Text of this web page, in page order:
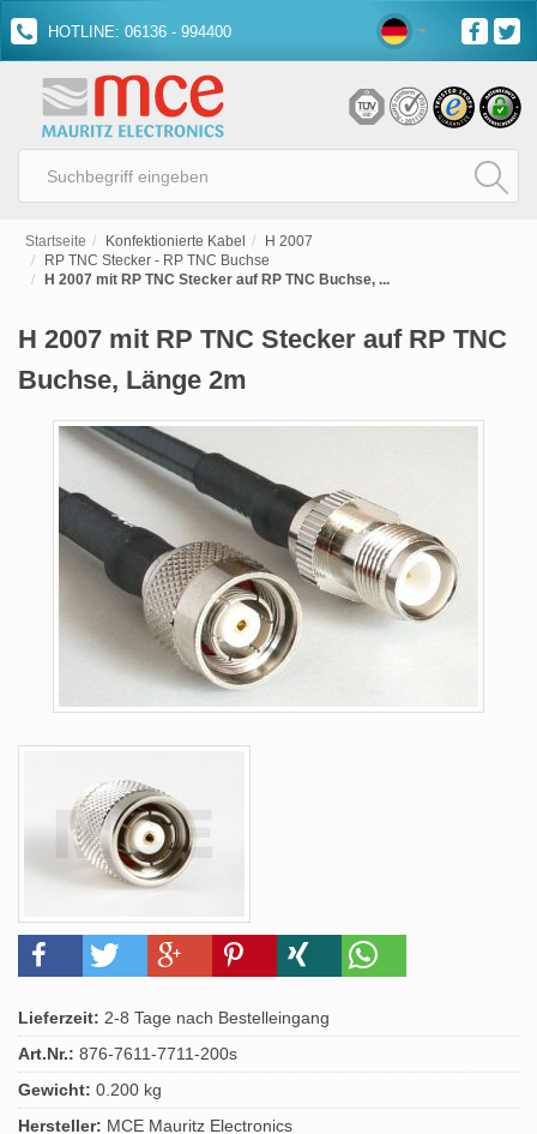
HOTLINE: 06136 - 994400
Startseite Konfektionierte Kabel
H 2007
RP TNC Stecker - RP TNC Buchse
H 2007 mit RP TNC Stecker auf RP TNC Buchse, ...
H 2007 mit RP TNC Stecker auf RP TNC
Buchse, Länge 2m
Lieferzeit: 2-8 Tage nach Bestelleingang
Art.Nr.: 876-7611-7711-200s
Gewicht: 0.200 kg
Hersteller: MCE Mauritz Electronics